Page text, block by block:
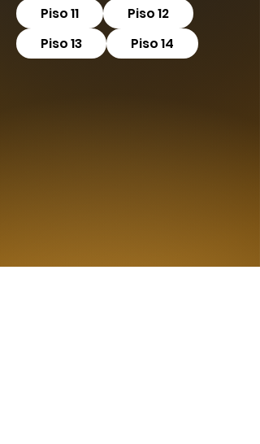
Piso 11
Piso 12
Piso 13
Piso 14